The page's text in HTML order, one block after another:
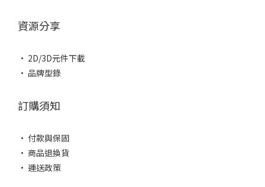
資源分享
• 2D/3D元件下載
• 品牌型錄
訂購須知
• 付款與保固
• 商品退換貨
• 運送政策